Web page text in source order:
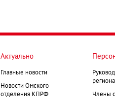
Актуально
Главные новости
Новости Омского
отделения КПРФ
Члены